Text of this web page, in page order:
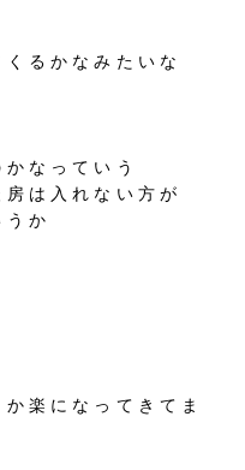
るかなみたいな
なっていう
は入れない方が
か
楽になってきてま